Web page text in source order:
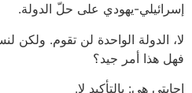
إسرائيلي-يهودي على حلّ الدولة.
لا، الدولة الواحدة لن تقوم. ولكن
فهل هذا أمر جيد؟
إجابتي هي: بالتأكيد لا.